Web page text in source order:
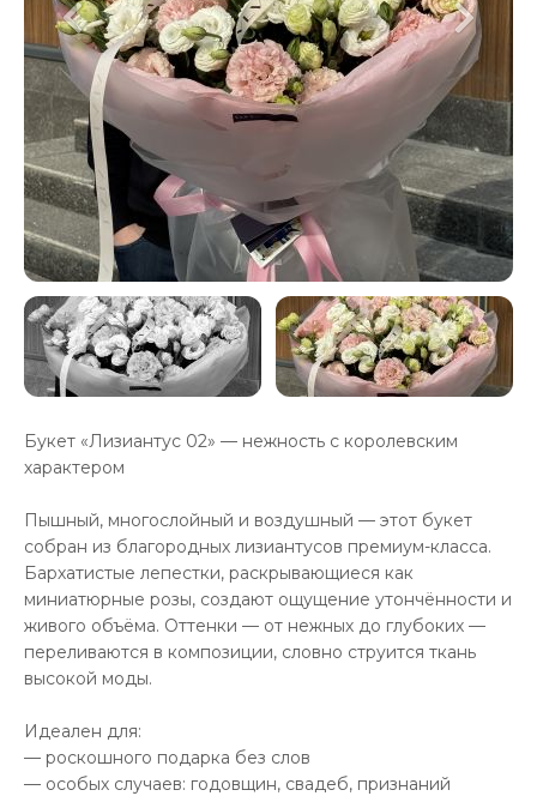
Букет «Лизиантус 02» — нежность с королевским
характером
Пышный, многослойный и воздушный — этот букет
собран из благородных лизиантусов премиум-класса.
Бархатистые лепестки, раскрывающиеся как
миниатюрные розы, создают ощущение утончённости и
живого объёма. Оттенки — от нежных до глубоких —
переливаются в композиции, словно струится ткань
высокой моды.
Идеален для:
— роскошного подарка без слов
— особых случаев: годовщин, свадеб, признаний